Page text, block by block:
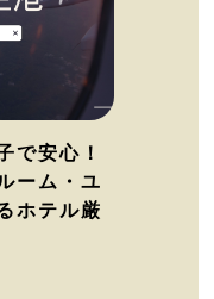
で安心！
ーム・ユ
ホテル厳